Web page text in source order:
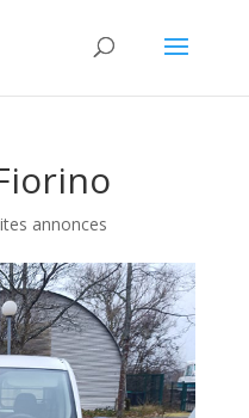
annonces